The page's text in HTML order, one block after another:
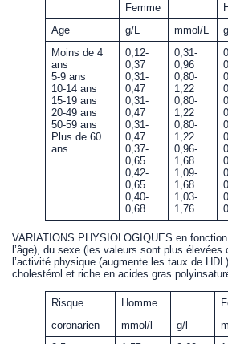
Femme
Age
g/L mmol/L
Moins de 4
ans
5-9 ans
10-14 ans
15-19 ans
20-49 ans
50-59 ans
Plus de 60
ans
0,12-
0,37
0,31-
0,47
0,31-
0,47
0,31-
0,47
0,37-
0,65
0,42-
0,65
0,40-
0,68
0,31-
0,96
0,80-
1,22
0,80-
1,22
0,80-
1,22
0,96-
1,68
1,09-
1,68
1,03-
1,76
VARIATIONS PHYSIOLOGIQUES en
l’âge), du sexe (les valeurs sont plus élevées
l’activité physique (augmente les taux de
cholestérol et riche en acides gras
Risque Homme
coronarien
mmol/l g/l